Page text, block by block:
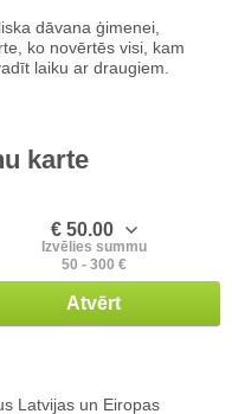
dāvana ģimenei,
ko novērtēs visi, kam
laiku ar draugiem.
karte
€ 50.00
Izvēlies summu
50 - 300 €
Atvērt
Latvijas un Eiropas